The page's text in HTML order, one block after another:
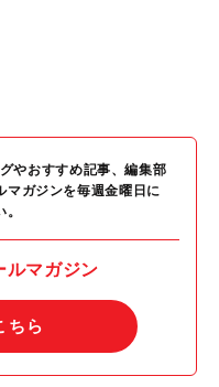
やおすすめ記事、編集部
マガジンを毎週金曜日に
ルマガジン
ちら